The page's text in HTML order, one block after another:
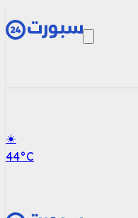
☀️
44°C